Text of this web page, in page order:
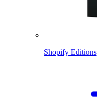
Shopify Editions